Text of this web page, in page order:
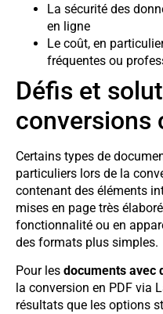
La sécurité des
en ligne
Le coût, en
fréquentes ou
Défis et
conversions
Certains types de
particuliers lors de la
contenant des éléments
mises en page très
fonctionnalité ou en
des formats plus simples.
Pour les documents avec
la conversion en PDF via
résultats que les options